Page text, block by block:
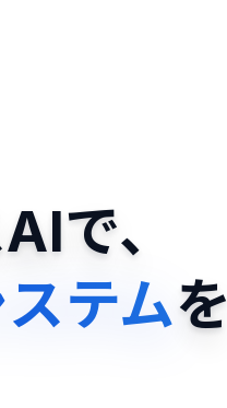
で、
テムを